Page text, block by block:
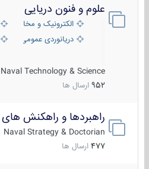
علوم و فنون دریایی
الکترونیک و مخابرات
دریانوردی عمومی
Naval Technology & Science
952 ارسال ها
راهبردها و راهکنش های
Naval Strategy & Doctorian
477 ارسال ها